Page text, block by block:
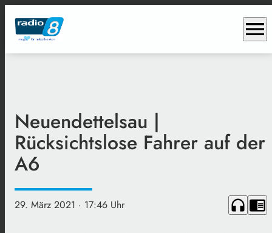
menu
Neuendettelsau |
Rücksichtslose Fahrer auf der
A6
29. März 2021 · 17:46 Uhr headphones chrome_reader_mode